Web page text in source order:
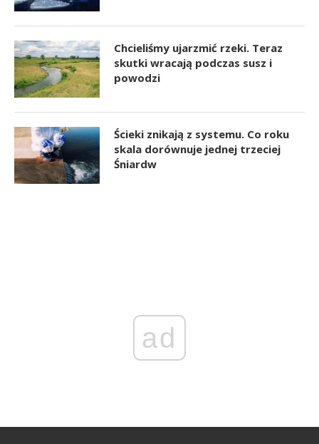
Chcieliśmy ujarzmić rzeki. Teraz
skutki wracają podczas susz i
powodzi
Ścieki znikają z systemu. Co roku
skala dorównuje jednej trzeciej
Śniardw
ad